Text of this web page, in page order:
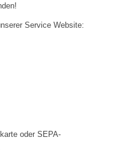
Service Website:
oder SEPA-